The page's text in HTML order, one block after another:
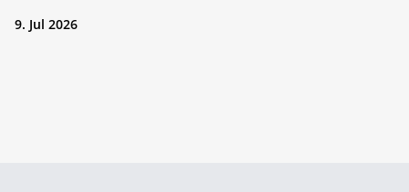
9. Jul 2026